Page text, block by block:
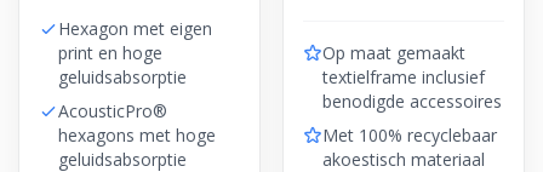
Hexagon met eigen
print en hoge
geluidsabsorptie
AcousticPro®
hexagons met hoge
geluidsabsorptie
Op maat gemaakt
textielframe inclusief
benodigde accessoires
Met 100% recyclebaar
akoestisch materiaal